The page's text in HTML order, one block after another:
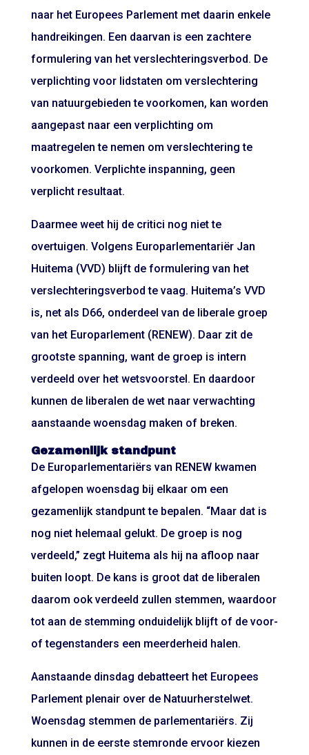
naar het Europees Parlement met daarin enkele
handreikingen. Een daarvan is een zachtere
formulering van het verslechteringsverbod. De
verplichting voor lidstaten om verslechtering
van natuurgebieden te voorkomen, kan worden
aangepast naar een verplichting om
maatregelen te nemen om verslechtering te
voorkomen. Verplichte inspanning, geen
verplicht resultaat.
Daarmee weet hij de critici nog niet te
overtuigen. Volgens Europarlementariër Jan
Huitema (VVD) blijft de formulering van het
verslechteringsverbod te vaag. Huitema’s VVD
is, net als D66, onderdeel van de liberale groep
van het Europarlement (RENEW). Daar zit de
grootste spanning, want de groep is intern
verdeeld over het wetsvoorstel. En daardoor
kunnen de liberalen de wet naar verwachting
aanstaande woensdag maken of breken.
Gezamenlijk standpunt
De Europarlementariërs van RENEW kwamen
afgelopen woensdag bij elkaar om een
gezamenlijk standpunt te bepalen. “Maar dat is
nog niet helemaal gelukt. De groep is nog
verdeeld,” zegt Huitema als hij na afloop naar
buiten loopt. De kans is groot dat de liberalen
daarom ook verdeeld zullen stemmen, waardoor
tot aan de stemming onduidelijk blijft of de voor-
of tegenstanders een meerderheid halen.
Aanstaande dinsdag debatteert het Europees
Parlement plenair over de Natuurherstelwet.
Woensdag stemmen de parlementariërs. Zij
kunnen in de eerste stemronde ervoor kiezen